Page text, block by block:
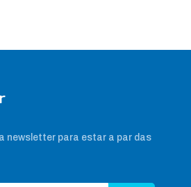
newsletter para estar a par das